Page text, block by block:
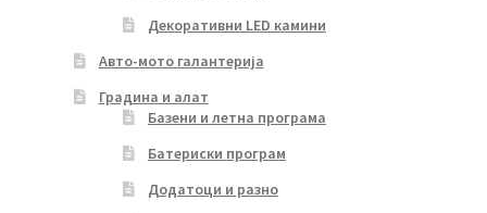
Декоративни LED камини
Авто-мото галантерија
Градина и алат
Базени и летна програма
Батериски програм
Додатоци и разно